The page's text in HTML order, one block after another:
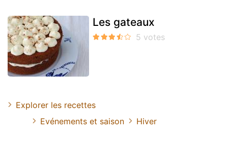
Les gateaux
Explorer les recettes
Evénements et saison
Hiver